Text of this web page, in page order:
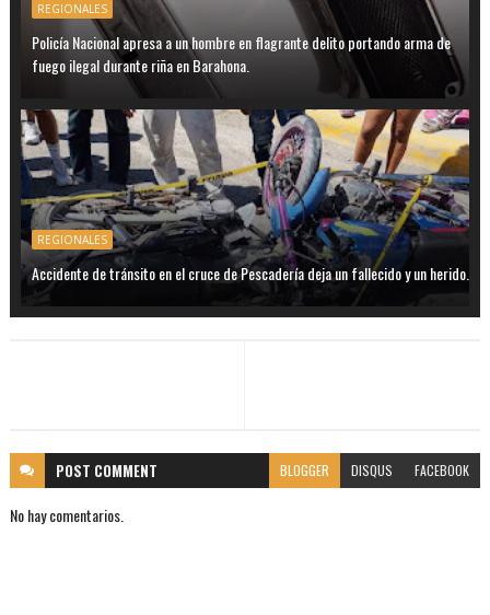
REGIONALES
Policía Nacional apresa a un hombre en flagrante delito portando arma de
fuego ilegal durante riña en Barahona.
REGIONALES
Accidente de tránsito en el cruce de Pescadería deja un fallecido y un herido.
POST COMMENT BLOGGER DISQUS FACEBOOK
No hay comentarios.